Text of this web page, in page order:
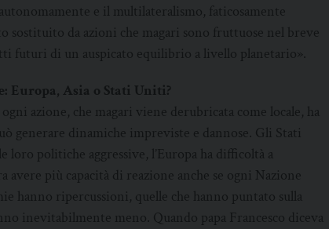
e il multilateralismo, faticosamente
sostituito da azioni che magari sono fruttuose nel breve
futuri di un auspicato equilibrio a livello planetario».
Europa, Asia o Stati Uniti?
azione, che magari viene derubricata come locale, ha
generare dinamiche impreviste e dannose. Gli Stati
politiche aggressive, l’Europa ha difficoltà a
avere più capacità di reazione anche se ogni Nazione
hanno ripercussioni, quelle che hanno puntato sulla
inevitabilmente meno. Quando papa Francesco diceva